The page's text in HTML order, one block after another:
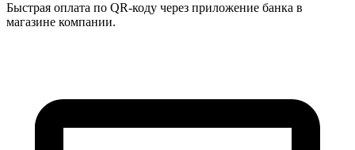
Быстрая оплата по QR-коду через приложение банка в
магазине компании.